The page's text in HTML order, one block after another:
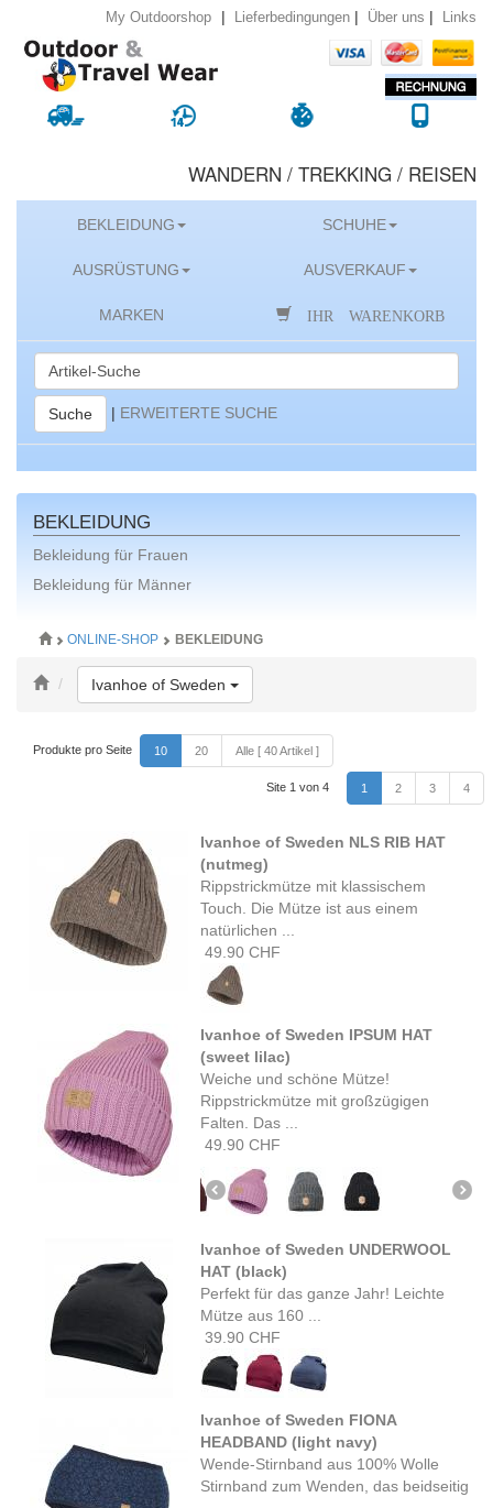
My Outdoorshop | Lieferbedingungen | Über uns | Links
WANDERN / TREKKING / REISEN
BEKLEIDUNG SCHUHE
AUSRÜSTUNG AUSVERKAUF
MARKEN IHR WARENKORB
Suche | ERWEITERTE SUCHE
BEKLEIDUNG
Bekleidung für Frauen
Bekleidung für Männer
ONLINE-SHOP BEKLEIDUNG
Ivanhoe of Sweden Toggle Dropdown
Produkte pro Seite 10 20 Alle [ 40 Artikel ]
Site 1 von 4 1 2 3 4
Ivanhoe of Sweden NLS RIB HAT
(nutmeg)
Rippstrickmütze mit klassischem
Touch. Die Mütze ist aus einem
natürlichen ...
49.90 CHF
Ivanhoe of Sweden IPSUM HAT
(sweet lilac)
Weiche und schöne Mütze!
Rippstrickmütze mit großzügigen
Falten. Das ...
49.90 CHF
Ivanhoe of Sweden UNDERWOOL
HAT (black)
Perfekt für das ganze Jahr! Leichte
Mütze aus 160 ...
39.90 CHF
Ivanhoe of Sweden FIONA
HEADBAND (light navy)
Wende-Stirnband aus 100% Wolle
Stirnband zum Wenden, das beidseitig